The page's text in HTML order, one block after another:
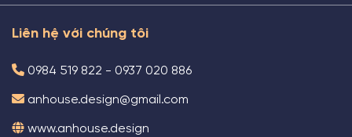
Liên hệ với chúng tôi
0984 519 822 - 0937 020 886
anhouse.design@gmail.com
www.anhouse.design